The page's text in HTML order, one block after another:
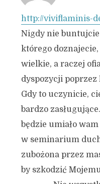
http://viviflaminis-
Nigdy nie
którego
wielkie, a raczej
dyspozycji poprzez
Gdy to uczynicie,
bardzo
będzie umiało
w seminarium
zubożona przez
by szkodzić